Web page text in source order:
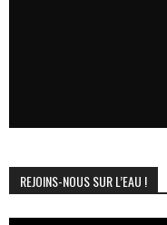
REJOINS-NOUS SUR L’EAU !